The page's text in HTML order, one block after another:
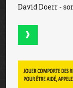
David Doerr -